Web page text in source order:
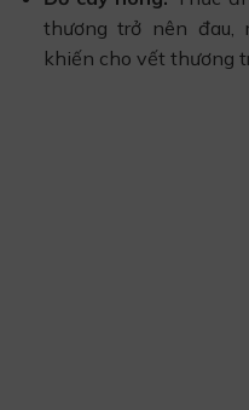
thương trở nên đau,
khiến cho vết thương